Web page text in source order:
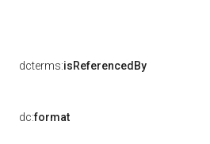
dcterms:isReferencedBy
dc:format